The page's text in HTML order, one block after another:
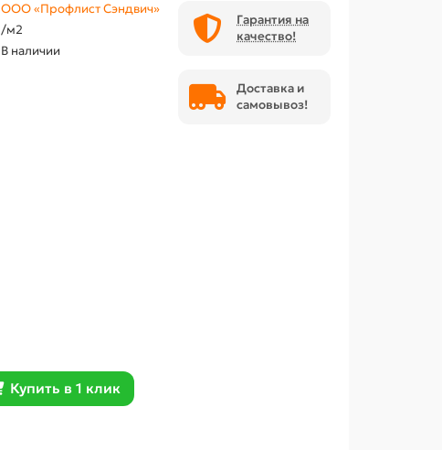
ООО «Профлист Сэндвич»
/м2
В наличии
Купить в 1 клик
Гарантия на
качество!
Доставка и
самовывоз!